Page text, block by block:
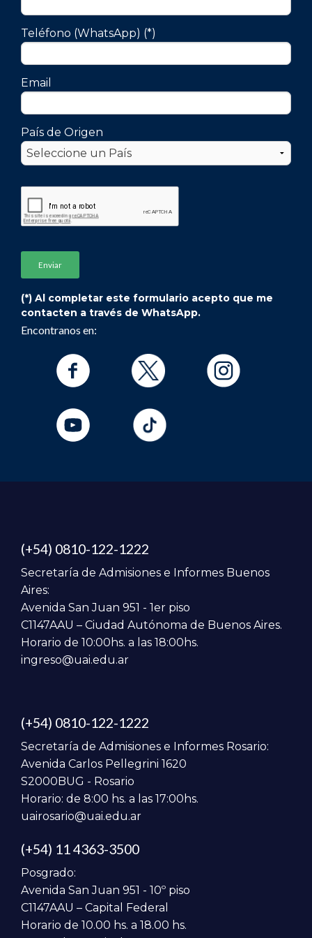
Contacto:
https://wa.me/5491126603030
Teléfono (WhatsApp) (*)
Email
País de Origen
(*) Al completar este formulario acepto que me
contacten a través de WhatsApp.
Encontranos en:
(+54) 0810-122-1222
Secretaría de Admisiones e Informes Buenos
Aires:
Avenida San Juan 951 - 1er piso
C1147AAU – Ciudad Autónoma de Buenos Aires.
Horario de 10:00hs. a las 18:00hs.
ingreso@uai.edu.ar
(+54) 0810-122-1222
Secretaría de Admisiones e Informes Rosario:
Avenida Carlos Pellegrini 1620
S2000BUG - Rosario
Horario: de 8:00 hs. a las 17:00hs.
uairosario@uai.edu.ar
(+54) 11 4363-3500
Posgrado:
Avenida San Juan 951 - 10º piso
C1147AAU – Capital Federal
Horario de 10.00 hs. a 18.00 hs.